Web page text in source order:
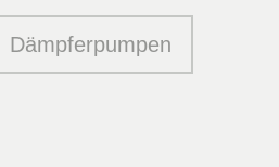
Dämpferpumpen